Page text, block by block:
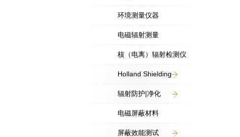
环境测量仪器
电磁辐射测量
核（电离）辐射检测仪
Holland Shielding
辐射防护|净化
电磁屏蔽材料
屏蔽效能测试